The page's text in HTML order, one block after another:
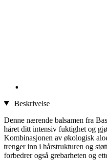
Beskrivelse
Denne nærende balsamen fra
håret ditt intensiv fuktighet og
Kombinasjonen av økologisk
trenger inn i hårstrukturen og
forbedrer også grebarheten og